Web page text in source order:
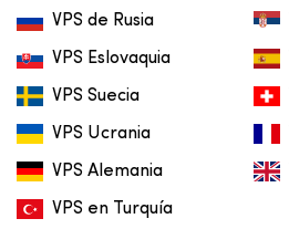
VPS de Rusia
VPS Eslovaquia
VPS Suecia
VPS Ucrania
VPS Alemania
VPS en Turquía